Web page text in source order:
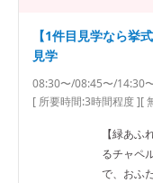
【1件目見学なら挙
見学
08:30〜/08:45〜/14:30
[ 所要時間:3時間程度][
【緑あ
るチャペ
で、おふた